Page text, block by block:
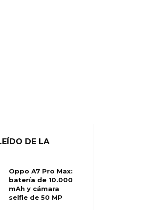
DE LA
Oppo A7 Pro Max:
batería de 10.000
mAh y cámara
selfie de 50 MP